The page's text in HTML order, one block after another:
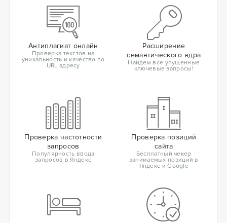
Антиплагиат онлайн
Проверка текстов на
уникальность и качество по
URL адресу
Расширение
семантического ядра
Найдем все упущенные
ключевые запросы!
Проверка частотности
запросов
Популярность ввода
запросов в Яндекс
Проверка позиций
сайта
Бесплатный чекер
занимаемых позиций в
Яндекс и Google